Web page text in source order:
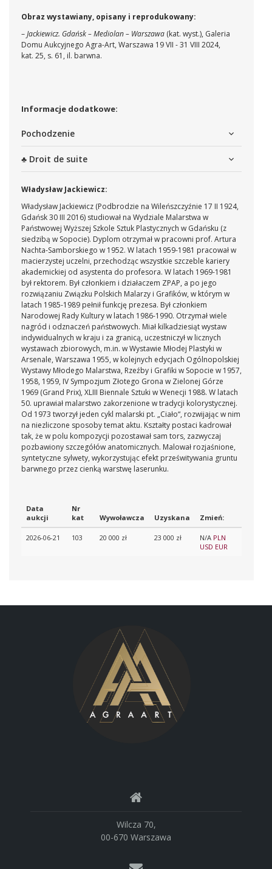
Obraz wystawiany, opisany i reprodukowany:
–Jackiewicz. Gdańsk – Mediolan – Warszawa (kat. wyst.), Galeria
Domu Aukcyjnego Agra-Art, Warszawa 19 VII - 31 VIII 2024,
kat. 25, s. 61, il. barwna.
Informacje dodatkowe:
Pochodzenie
♣ Droit de suite
Władysław Jackiewicz:
Władysław Jackiewicz (Podbrodzie na Wileńszczyźnie 17 II 1924,
Gdańsk 30 III 2016) studiował na Wydziale Malarstwa w
Państwowej Wyższej Szkole Sztuk Plastycznych w Gdańsku (z
siedzibą w Sopocie). Dyplom otrzymał w pracowni prof. Artura
Nachta-Samborskiego w 1952. W latach 1959-1981 pracował w
macierzystej uczelni, przechodząc wszystkie szczeble kariery
akademickiej od asystenta do profesora. W latach 1969-1981
był rektorem. Był członkiem i działaczem ZPAP, a po jego
rozwiązaniu Związku Polskich Malarzy i Grafików, w którym w
latach 1985-1989 pełnił funkcję prezesa. Był członkiem
Narodowej Rady Kultury w latach 1986-1990. Otrzymał wiele
nagród i odznaczeń państwowych. Miał kilkadziesiąt wystaw
indywidualnych w kraju i za granicą, uczestniczył w licznych
wystawach zbiorowych, m.in. w Wystawie Młodej Plastyki w
Arsenale, Warszawa 1955, w kolejnych edycjach Ogólnopolskiej
Wystawy Młodego Malarstwa, Rzeźby i Grafiki w Sopocie w 1957,
1958, 1959, IV Sympozjum Złotego Grona w Zielonej Górze
1969 (Grand Prix), XLIII Biennale Sztuki w Wenecji 1988. W latach
50. uprawiał malarstwo zakorzenione w tradycji kolorystycznej.
Od 1973 tworzył jeden cykl malarski pt. „Ciało“, rozwijając w nim
na niezliczone sposoby temat aktu. Kształty postaci kadrował
tak, że w polu kompozycji pozostawał sam tors, zazwyczaj
pozbawiony szczegółów anatomicznych. Malował rozjaśnione,
syntetyczne sylwety, wykorzystując efekt prześwitywania gruntu
barwnego przez cienką warstwę laserunku.
Data
aukcji
Nr
kat
Wywoławcza Uzyskana Zmień:
2026-06-21 103 20 000 zł 23 000 zł N/A PLN
USD EUR
Wilcza 70,
00-670 Warszawa